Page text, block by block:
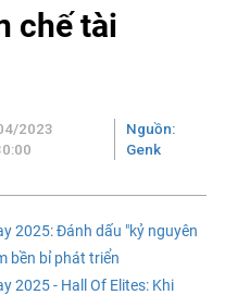
chế tài
2023
Nguồn:
Genk
2025: Đánh dấu "kỷ nguyên
bền bỉ phát triển
2025 - Hall Of Elites: Khi